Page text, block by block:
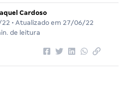
Cardoso
• Atualizado em 27/06/22
de leitura